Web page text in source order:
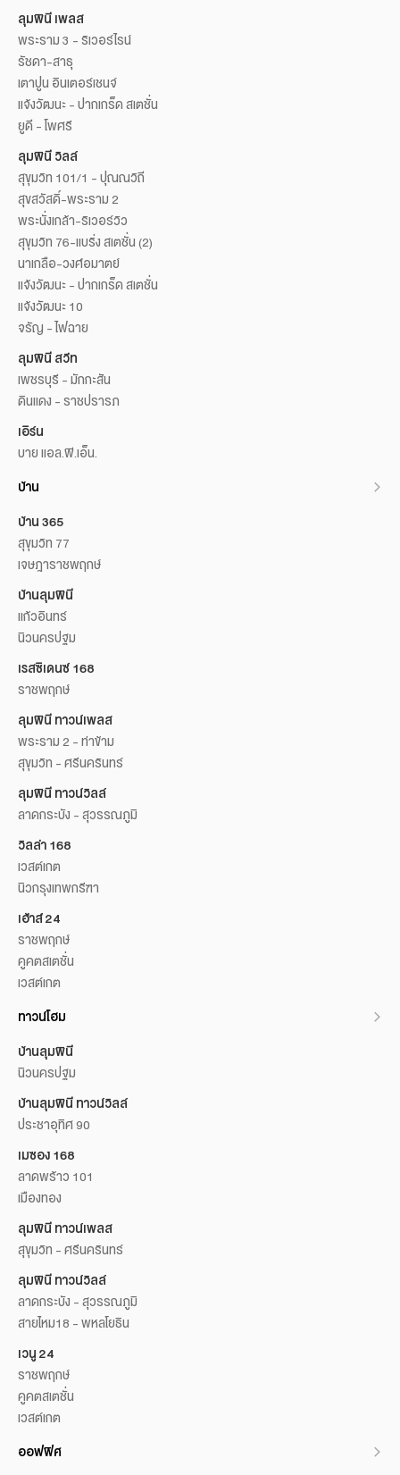
ลุมพินี เพลส
พระราม 3 - ริเวอร์ไรน์
รัชดา-สาธุ
เตาปูน อินเตอร์เชนจ์
แจ้งวัฒนะ - ปากเกร็ด สเตชั่น
ยูดี - โพศรี
ลุมพินี วิลล์
สุขุมวิท 101/1 - ปุณณวิถี
สุขสวัสดิ์-พระราม 2
พระนั่งเกล้า-ริเวอร์วิว
สุขุมวิท 76-แบริ่ง สเตชั่น (2)
นาเกลือ-วงศ์อมาตย์
แจ้งวัฒนะ - ปากเกร็ด สเตชั่น
แจ้งวัฒนะ 10
จรัญ - ไฟฉาย
ลุมพินี สวีท
เพชรบุรี - มักกะสัน
ดินแดง - ราชปรารภ
เอิร์น
บาย แอล.พี.เอ็น.
บ้าน
บ้าน 365
สุขุมวิท 77
เจษฎาราชพฤกษ์
บ้านลุมพินี
แก้วอินทร์
นิวนครปฐม
เรสซิเดนซ์ 168
ราชพฤกษ์
ลุมพินี ทาวน์เพลส
พระราม 2 - ท่าข้าม
สุขุมวิท - ศรีนครินทร์
ลุมพินี ทาวน์วิลล์
ลาดกระบัง - สุวรรณภูมิ
วิลล่า 168
เวสต์เกต
นิวกรุงเทพกรีฑา
เฮ้าส์ 24
ราชพฤกษ์
คูคตสเตชั่น
เวสต์เกต
ทาวน์โฮม
บ้านลุมพินี
นิวนครปฐม
บ้านลุมพินี ทาวน์วิลล์
ประชาอุทิศ 90
เมซอง 168
ลาดพร้าว 101
เมืองทอง
ลุมพินี ทาวน์เพลส
สุขุมวิท - ศรีนครินทร์
ลุมพินี ทาวน์วิลล์
ลาดกระบัง - สุวรรณภูมิ
สายไหม18 - พหลโยธิน
เวนู 24
ราชพฤกษ์
คูคตสเตชั่น
เวสต์เกต
ออฟฟิศ